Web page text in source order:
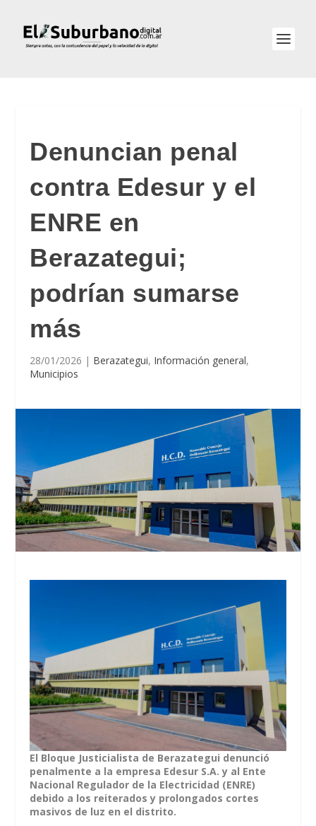
Denuncian penal
contra Edesur y el
ENRE en
Berazategui;
podrían sumarse
más
28/01/2026 | Berazategui, Información general,
Municipios
El Bloque Justicialista de Berazategui denunció
penalmente a la empresa Edesur S.A. y al Ente
Nacional Regulador de la Electricidad (ENRE)
debido a los reiterados y prolongados cortes
masivos de luz en el distrito.